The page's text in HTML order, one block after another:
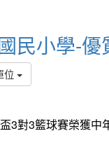
民小學-優
位
3對3籃球賽榮獲中